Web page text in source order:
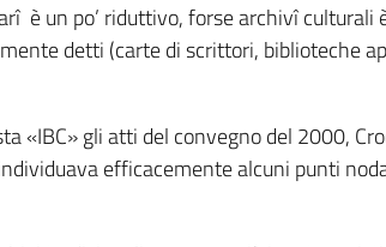
è un po’ riduttivo, forse archivî culturali
detti (carte di scrittori, biblioteche
«IBC» gli atti del convegno del 2000,
efficacemente alcuni punti